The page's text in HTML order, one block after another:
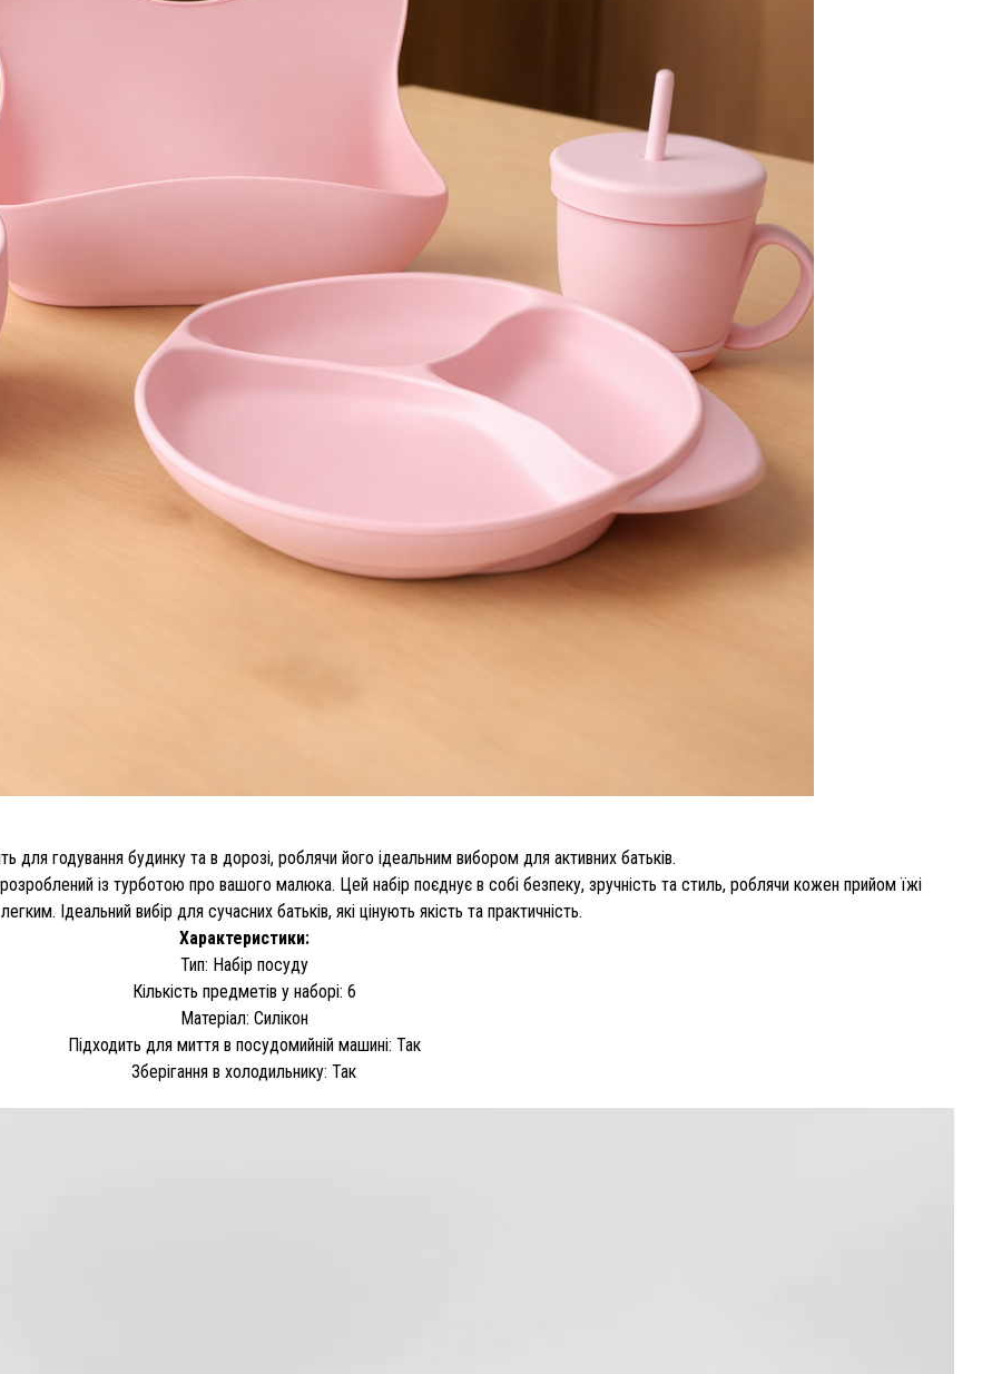
для годування будинку та в дорозі, роблячи його ідеальним вибором для активних батьків.
із турботою про вашого малюка. Цей набір поєднує в собі безпеку, зручність та стиль, роблячи кожен прийом їжі
Ідеальний вибір для сучасних батьків, які цінують якість та практичність.
Характеристики:
Тип: Набір посуду
Кількість предметів у наборі: 6
Матеріал: Силікон
Підходить для миття в посудомийній машині: Так
Зберігання в холодильнику: Так